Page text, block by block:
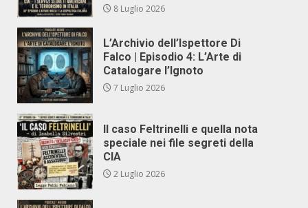
8 Luglio 2026
L’Archivio dell’Ispettore Di
Falco | Episodio 4: L’Arte di
Catalogare l’Ignoto
7 Luglio 2026
Il caso Feltrinelli e quella nota
speciale nei file segreti della
CIA
2 Luglio 2026